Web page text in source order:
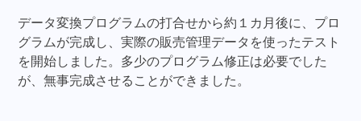
データ変換プログラムの打合せから約１カ月後に、プロ
グラムが完成し、実際の販売管理データを使ったテスト
を開始しました。多少のプログラム修正は必要でした
が、無事完成させることができました。